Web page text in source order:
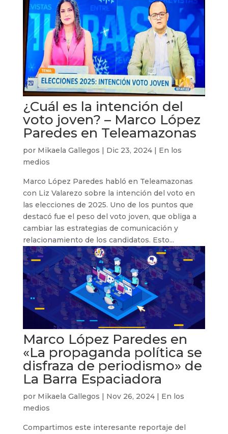
¿Cuál es la intención del
voto joven? – Marco López
Paredes en Teleamazonas
por Mikaela Gallegos Dic 23, 2024| En los
medios
Marco López Paredes habló en Teleamazonas
con Liz Valarezo sobre la intención del voto en
las elecciones de 2025. Uno de los puntos que
destacó fue el peso del voto joven, que obliga a
cambiar las estrategias de comunicación y
relacionamiento de los candidatos. Esto...
Marco López Paredes en
«La propaganda política se
disfraza de periodismo» de
La Barra Espaciadora
por Mikaela Gallegos | Nov 26, 2024| En los
medios
Compartimos este interesante reportaje del